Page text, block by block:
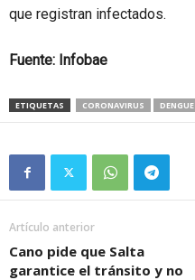
que registran infectados.
Fuente: Infobae
ETIQUETAS CORONAVIRUS DENGUE
Artículo anterior
Cano pide que Salta
garantice el tránsito y no